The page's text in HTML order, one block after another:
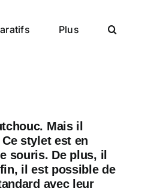
Plus
Mais il
stylet est en
souris. De plus, il
il est possible de
avec leur